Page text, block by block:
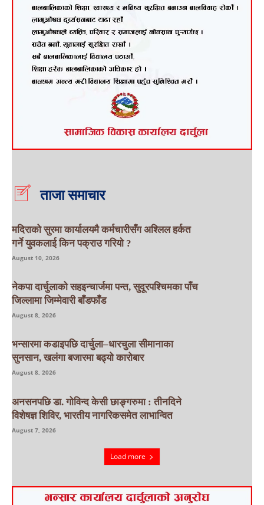
ताजा समाचार
मदिराको सुरमा कार्यालयमै कर्मचारीसँग अश्लिल हर्कत
गर्ने युवकलाई किन पक्राउ गरियाे ?
August 10, 2026
नेकपा दार्चुलाको सहइन्चार्जमा पन्त, सुदूरपश्चिमका पाँच
जिल्लामा जिम्मेवारी बाँडफाँड
August 8, 2026
भन्सारमा कडाइपछि दार्चुला–धारचुला सीमानाका
सुनसान, खलंगा बजारमा बढ्यो कारोबार
August 8, 2026
अनसनपछि डा. गोविन्द केसी छाङ्गरुमा : तीनदिने
विशेषज्ञ शिविर, भारतीय नागरिकसमेत लाभान्वित
August 7, 2026
Load more